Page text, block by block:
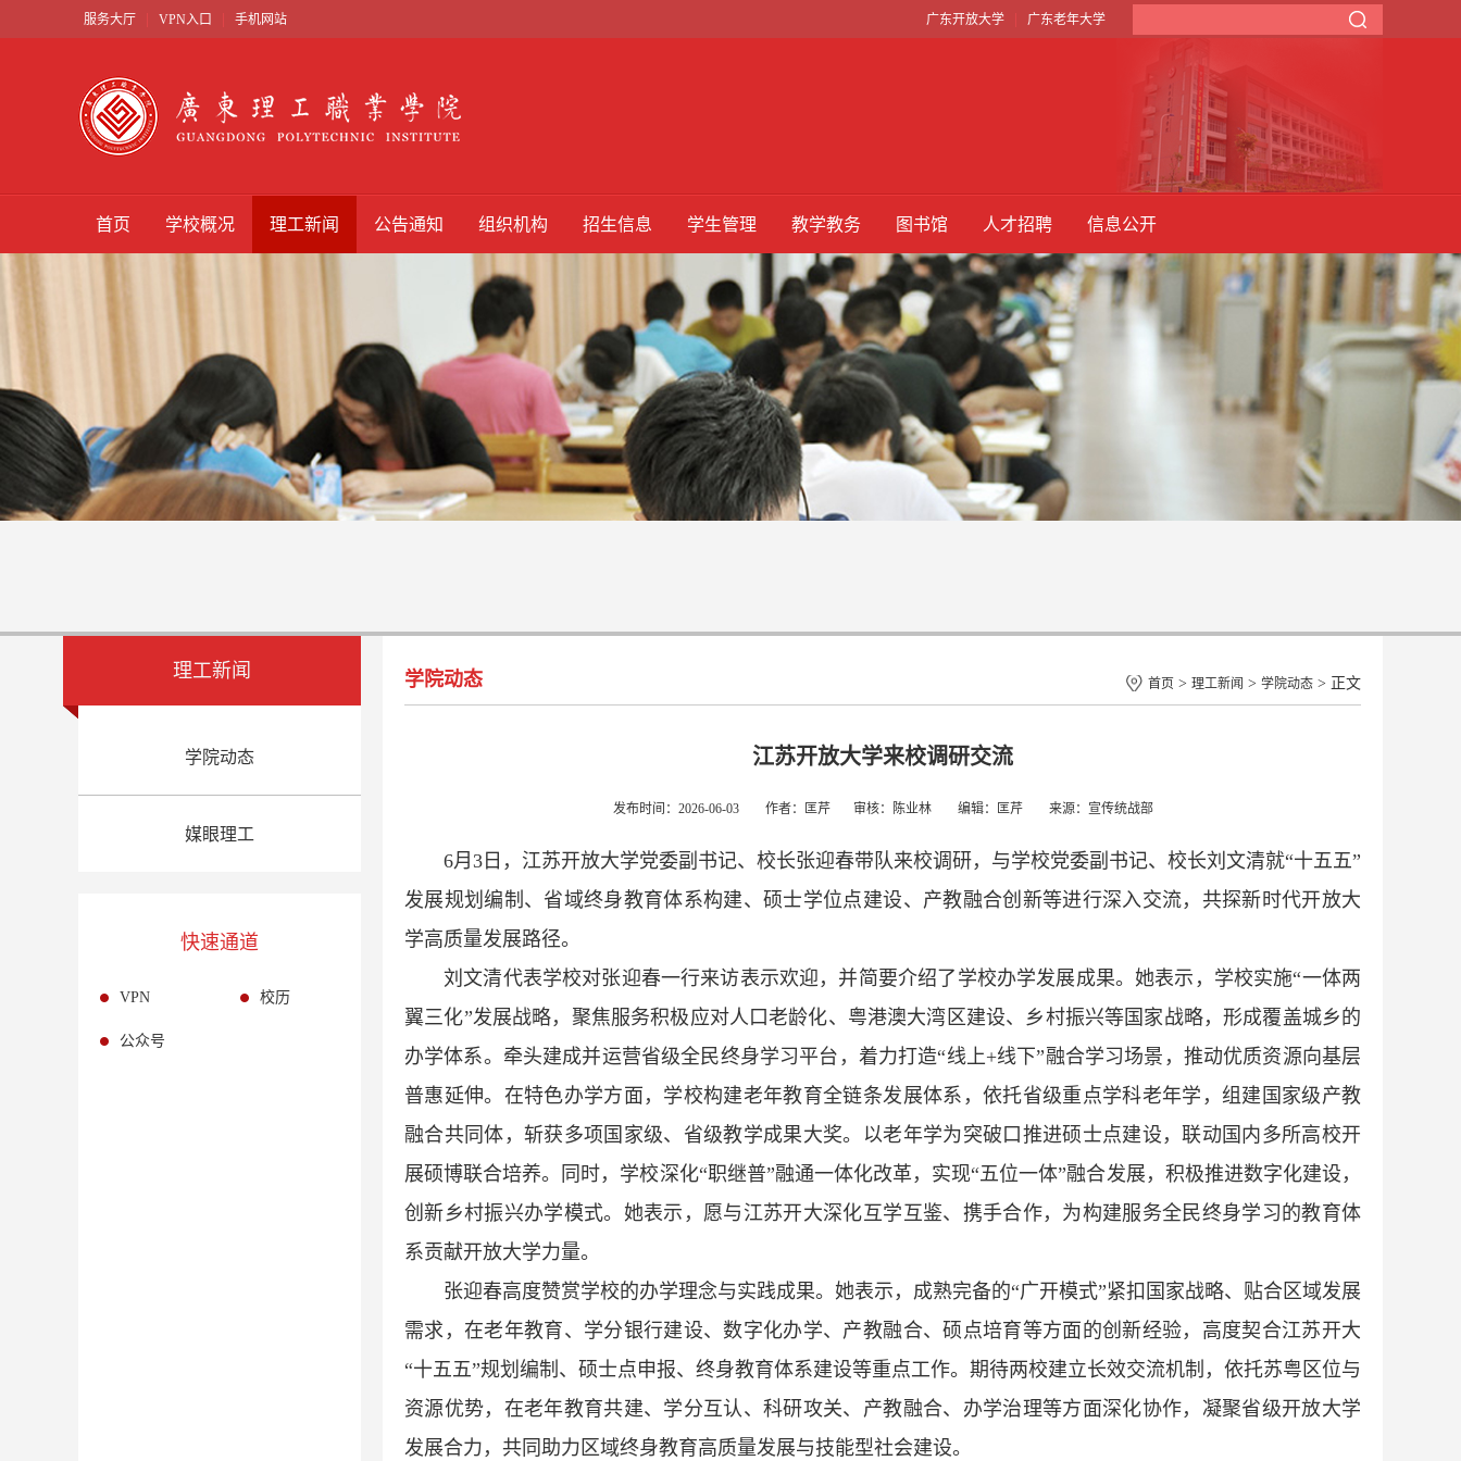
服务大厅 VPN入口 手机网站 广东开放大学 广东老年大学
首页 学校概况 理工新闻 公告通知 组织机构 招生信息 学生管理 教学教务 图书馆 人才招聘 信息公开
理工新闻
学院动态
媒眼理工
快速通道
VPN 校历
公众号
学院动态 首页 > 理工新闻 > 学院动态 > 正文
江苏开放大学来校调研交流
发布时间：2026-06-03 作者：匡芹 审核：陈业林 编辑：匡芹 来源：宣传统战部
6月3日，江苏开放大学党委副书记、校长张迎春带队来校调研，与学校党委副书记、校长刘文清就“十五五”
发展规划编制、省域终身教育体系构建、硕士学位点建设、产教融合创新等进行深入交流，共探新时代开放大
学高质量发展路径。
刘文清代表学校对张迎春一行来访表示欢迎，并简要介绍了学校办学发展成果。她表示，学校实施“一体两
翼三化”发展战略，聚焦服务积极应对人口老龄化、粤港澳大湾区建设、乡村振兴等国家战略，形成覆盖城乡的
办学体系。牵头建成并运营省级全民终身学习平台，着力打造“线上+线下”融合学习场景，推动优质资源向基层
普惠延伸。在特色办学方面，学校构建老年教育全链条发展体系，依托省级重点学科老年学，组建国家级产教
融合共同体，斩获多项国家级、省级教学成果大奖。以老年学为突破口推进硕士点建设，联动国内多所高校开
展硕博联合培养。同时，学校深化“职继普”融通一体化改革，实现“五位一体”融合发展，积极推进数字化建设，
创新乡村振兴办学模式。她表示，愿与江苏开大深化互学互鉴、携手合作，为构建服务全民终身学习的教育体
系贡献开放大学力量。
张迎春高度赞赏学校的办学理念与实践成果。她表示，成熟完备的“广开模式”紧扣国家战略、贴合区域发展
需求，在老年教育、学分银行建设、数字化办学、产教融合、硕点培育等方面的创新经验，高度契合江苏开大
“十五五”规划编制、硕士点申报、终身教育体系建设等重点工作。期待两校建立长效交流机制，依托苏粤区位与
资源优势，在老年教育共建、学分互认、科研攻关、产教融合、办学治理等方面深化协作，凝聚省级开放大学
发展合力，共同助力区域终身教育高质量发展与技能型社会建设。